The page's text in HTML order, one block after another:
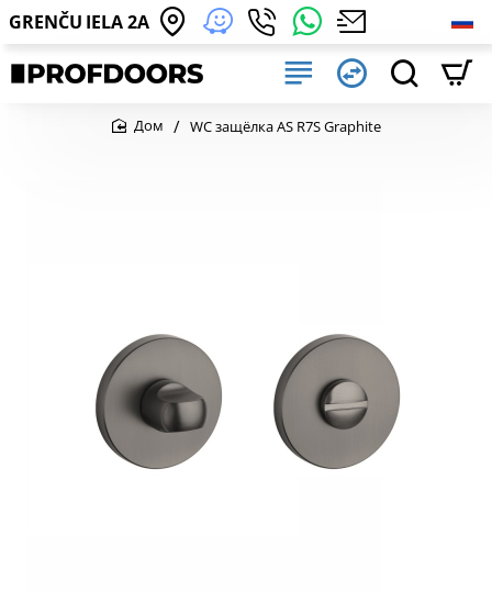
GRENČU IELA 2A
WC защёлка AS R7S Graphite